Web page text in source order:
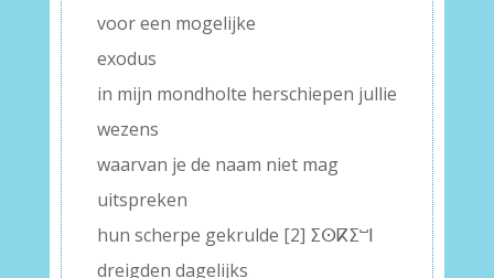
voor een mogelijke
exodus
in mijn mondholte herschiepen jullie
wezens
waarvan je de naam niet mag
uitspreken
hun scherpe gekrulde [2] ⵉⵙⴽⵉⵯⵏ
dreigden dagelijks